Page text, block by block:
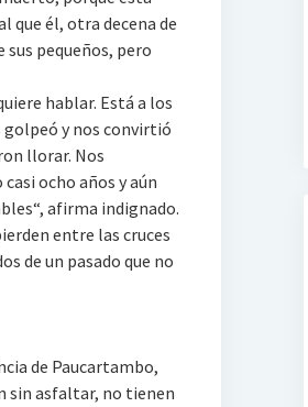
que él, otra decena de
sus pequeños, pero
hablar. Está a los
golpeó y nos convirtió
llorar. Nos
ocho años y aún
afirma indignado.
entre las cruces
de un pasado que no
de Paucartambo,
sin asfaltar, no tienen